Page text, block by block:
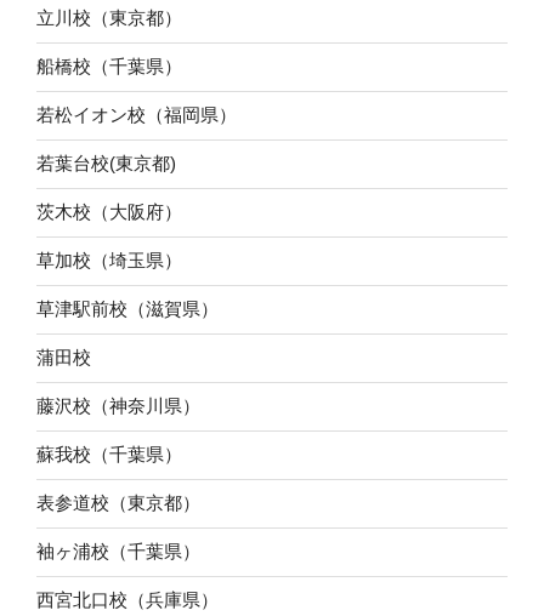
立川校（東京都）
船橋校（千葉県）
若松イオン校（福岡県）
若葉台校(東京都)
茨木校（大阪府）
草加校（埼玉県）
草津駅前校（滋賀県）
蒲田校
藤沢校（神奈川県）
蘇我校（千葉県）
表参道校（東京都）
袖ヶ浦校（千葉県）
西宮北口校（兵庫県）